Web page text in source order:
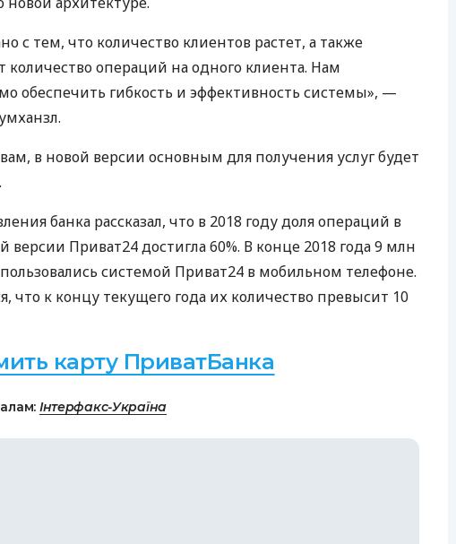
с тем, что количество клиентов растет, а также
количество операций на одного клиента. Нам
обеспечить гибкость и эффективность системы», —
в новой версии основным для получения услуг будет
банка рассказал, что в 2018 году доля операций в
версии Приват24 достигла 60%. В конце 2018 года 9 млн
системой Приват24 в мобильном телефоне.
что к концу текущего года их количество превысит 10
карту ПриватБанка
Інтерфакс-Україна